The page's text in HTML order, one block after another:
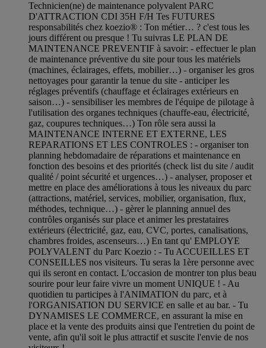
Technicien(ne) de maintenance polyvalent PARC
D'ATTRACTION CDI 35H F/H Tes FUTURES
responsabilités chez koezio® : Ton métier… ? c'est tous les
jours différent ou presque ! Tu suivras LE PLAN DE
MAINTENANCE PREVENTIF à savoir: - effectuer le plan
de maintenance préventive du site pour tous les matériels
(machines, éclairages, effets, mobilier…) - organiser les gros
nettoyages pour garantir la tenue du site - anticiper les
réglages préventifs (chauffage et éclairages extérieurs en
saison…) - sensibiliser les membres de l'équipe de pilotage à
l'utilisation des organes techniques (chauffe-eau, électricité,
gaz, coupures techniques…) Ton rôle sera aussi la
MAINTENANCE INTERNE ET EXTERNE, LES
REPARATIONS ET LES CONTROLES : - organiser ton
planning hebdomadaire de réparations et maintenance en
fonction des besoins et des priorités (check list du site / audit
qualité / point sécurité et urgences…) - analyser, proposer et
mettre en place des améliorations à tous les niveaux du parc
(attractions, matériel, services, mobilier, organisation, flux,
méthodes, technique…) - gèrer le planning annuel des
contrôles organisés sur place et animer les prestataires
extérieurs (électricité, gaz, eau, CVC, portes, canalisations,
chambres froides, ascenseurs…) En tant qu' EMPLOYE
POLYVALENT du Parc Koezio : - Tu ACCUEILLES ET
CONSEILLES nos visiteurs. Tu seras la 1ère personne avec
qui ils seront en contact. L'occasion de montrer ton plus beau
sourire pour leur faire vivre un moment UNIQUE ! - Au
quotidien tu participes à l'ANIMATION du parc, et à
l'ORGANISATION DU SERVICE en salle et au bar. - Tu
DYNAMISES LE COMMERCE, en assurant la mise en
place et la vente des produits ainsi que l'entretien du point de
vente, afin qu'il soit le plus attractif et suscite l'envie de nos